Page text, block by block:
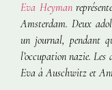
Eva Heyman
Amsterdam. Deux
un journal, pendant
l’occupation nazie.
Eva à Auschwitz et